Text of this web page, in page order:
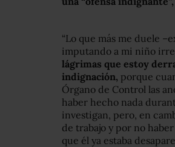
“Lo que más me duele
imputando a mi niño
lágrimas que estoy
indignación, porque
Órgano de Control las
haber hecho nada
investigan, pero, en
de trabajo y por no
que él ya estaba